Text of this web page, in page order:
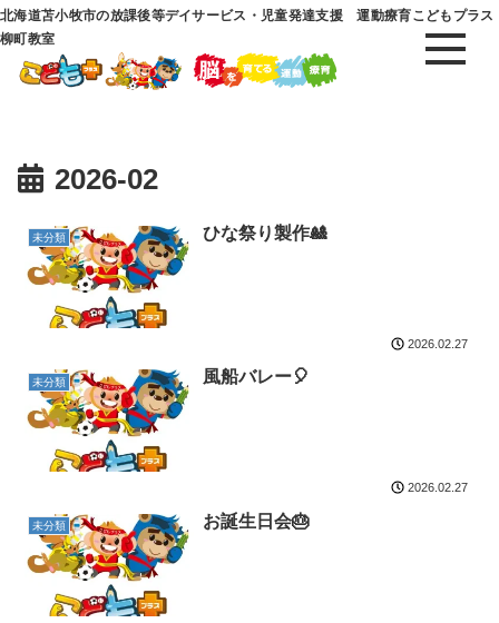
北海道苫小牧市の放課後等デイサービス・児童発達支援 運動療育こどもプラス
柳町教室
2026-02
未分類 ひな祭り製作🎎
2026.02.27
未分類 風船バレー🎈
2026.02.27
未分類 お誕生日会🎂